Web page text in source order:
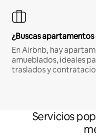
¿Buscas
En Airbnb, hay
amueblados, ideales
traslados y
Servicios